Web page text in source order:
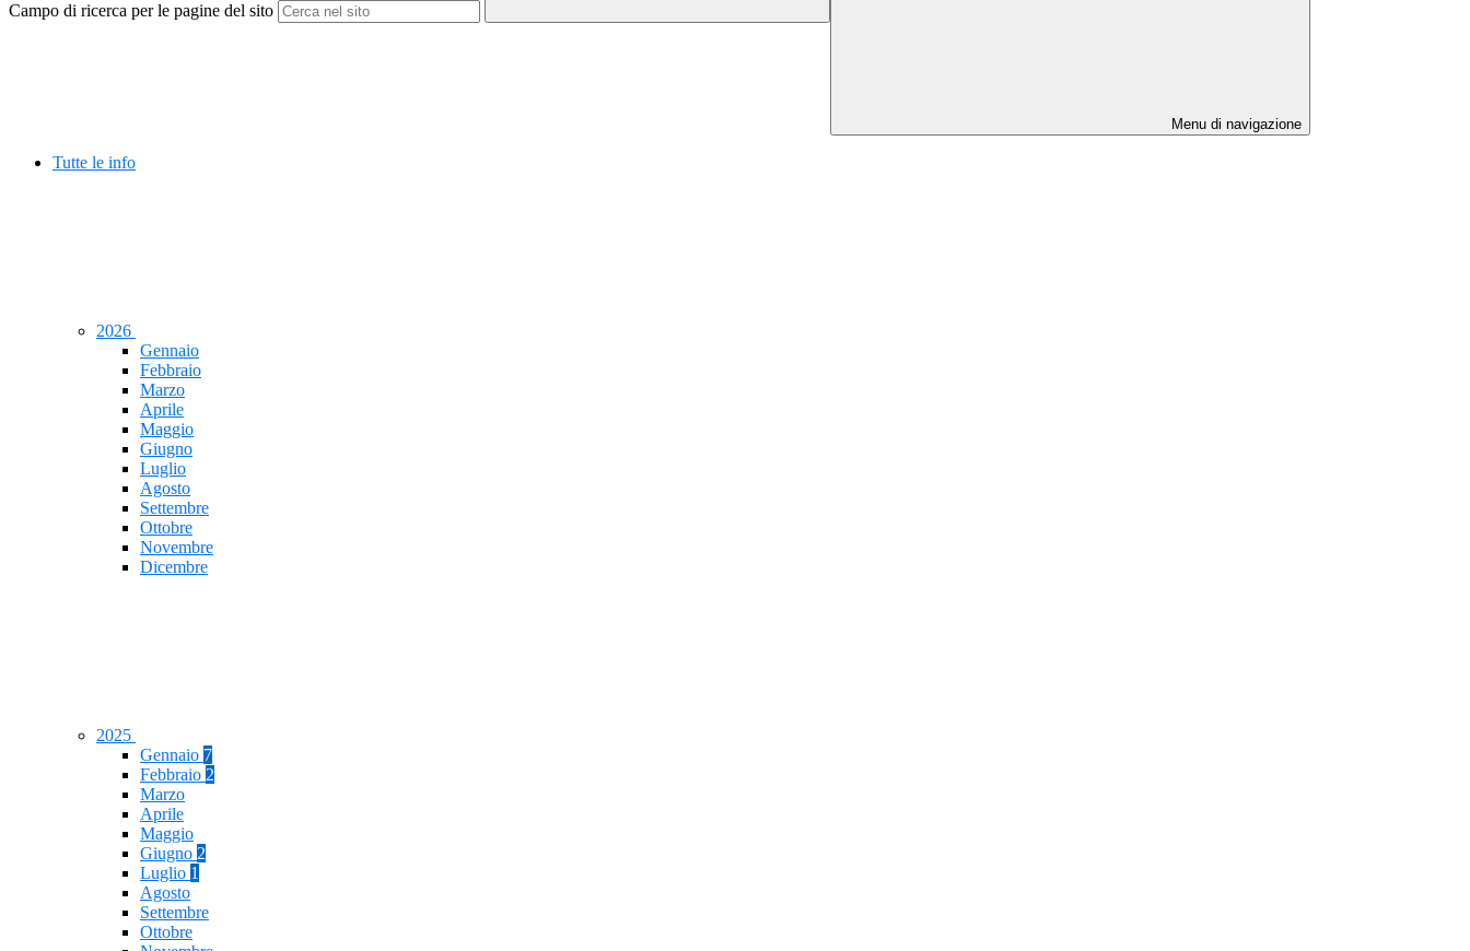
Campo di ricerca per le pagine del sito
Menu di navigazione
Tutte le info
2026
Gennaio
Febbraio
Marzo
Aprile
Maggio
Giugno
Luglio
Agosto
Settembre
Ottobre
Novembre
Dicembre
2025
Gennaio 7
Febbraio 2
Marzo
Aprile
Maggio
Giugno 2
Luglio 1
Agosto
Settembre
Ottobre